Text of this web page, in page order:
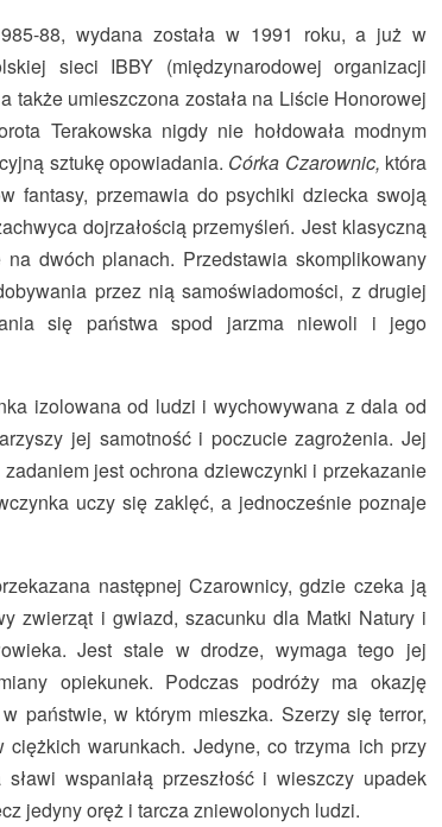
88, wydana została w 1991 roku, a już w
sieci IBBY (międzynarodowej organizacji
także umieszczona została na Liście Honorowej
Terakowska nigdy nie hołdowała modnym
sztukę opowiadania. Córka Czarownic, która
fantasy, przemawia do psychiki dziecka swoją
dojrzałością przemyśleń. Jest klasyczną
dwóch planach. Przedstawia skomplikowany
przez nią samoświadomości, z drugiej
się państwa spod jarzma niewoli i jego
izolowana od ludzi i wychowywana z dala od
jej samotność i poczucie zagrożenia. Jej
jest ochrona dziewczynki i przekazanie
uczy się zaklęć, a jednocześnie poznaje
następnej Czarownicy, gdzie czeka ją
zwierząt i gwiazd, szacunku dla Matki Natury i
Jest stale w drodze, wymaga tego jej
opiekunek. Podczas podróży ma okazję
państwie, w którym mieszka. Szerzy się terror,
warunkach. Jedyne, co trzyma ich przy
wspaniałą przeszłość i wieszczy upadek
jedyny oręż i tarcza zniewolonych ludzi.